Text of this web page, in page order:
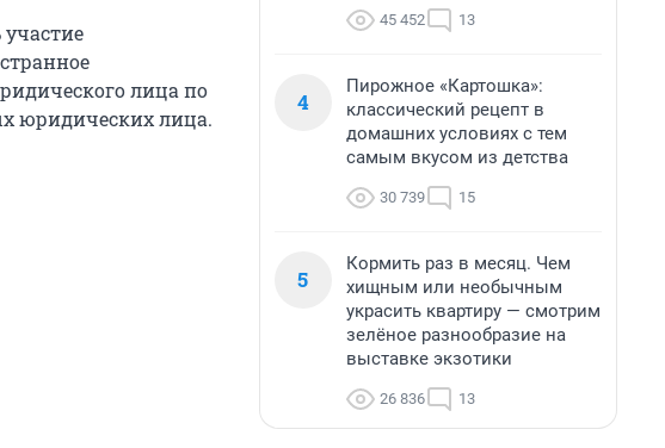
лица по
юридических лица.
45 452 13
4
Пирожное «Картошка»:
классический рецепт в
домашних условиях с тем
самым вкусом из детства
30 739 15
5
Кормить раз в месяц. Чем
хищным или необычным
украсить квартиру — смотрим
зелёное разнообразие на
выставке экзотики
26 836 13